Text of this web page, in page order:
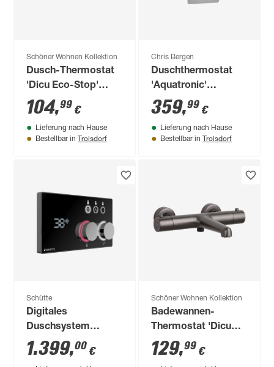
Schöner Wohnen Kollektion
Dusch-Thermostat
'Dicu Eco-Stop'
chromfarben 1/2''
104,99 €
Lieferung nach Hause
Bestellbar in Troisdorf
Chris Bergen
Duschthermostat
'Aquatronic'
Unterputz
hochglanzverchromt
3 Ausgänge
359,99 €
Lieferung nach Hause
Bestellbar in Troisdorf
Schütte
Digitales
Duschsystem
'Aquadot' schwarz,
mit Smart Control
1.399,00 €
Schöner Wohnen Kollektion
Badewannen-
Thermostat 'Dicu
Eco-Stop' industrial
1/2''
129,99 €